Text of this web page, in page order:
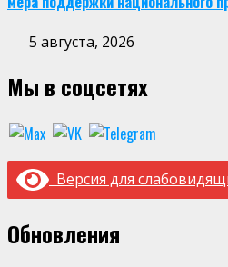
5 августа, 2026
Мы в соцсетях
Версия для
Обновления